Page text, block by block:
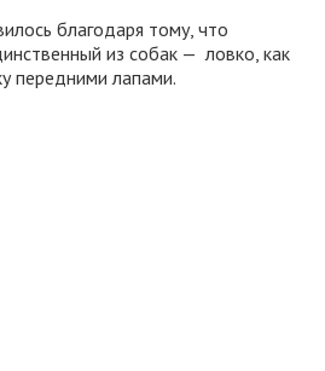
благодаря тому, что
из собак — ловко, как
передними лапами.